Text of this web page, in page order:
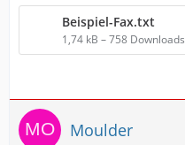
Beispiel-Fax.txt
1,74 kB – 758 Downloads
Moulder